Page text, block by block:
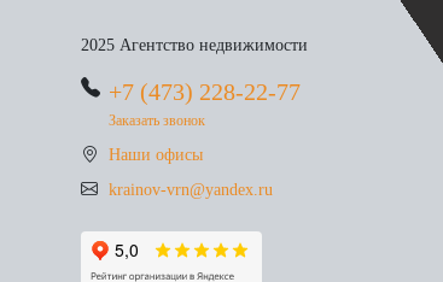
2025 Агентство недвижимости
+7 (473) 228-22-77
Заказать звонок
Наши офисы
krainov-vrn@yandex.ru